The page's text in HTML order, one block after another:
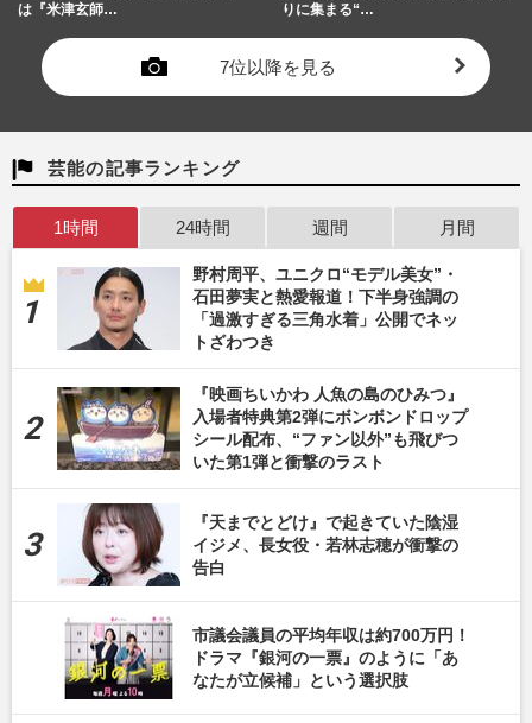
は『米津玄師…
りに集まる“…
7位以降を見る
芸能の記事ランキング
1時間 24時間 週間 月間
野村周平、ユニクロ“モデル美女”・
石田夢実と熱愛報道！下半身強調の
「過激すぎる三角水着」公開でネッ
トざわつき
『映画ちいかわ 人魚の島のひみつ』
入場者特典第2弾にボンボンドロップ
シール配布、“ファン以外”も飛びつ
いた第1弾と衝撃のラスト
『天までとどけ』で起きていた陰湿
イジメ、長女役・若林志穂が衝撃の
告白
市議会議員の平均年収は約700万円！
ドラマ『銀河の一票』のように「あ
なたが立候補」という選択肢